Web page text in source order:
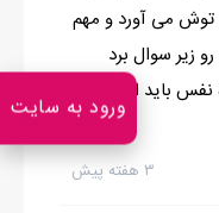
بودم
ام خفه شدن، ولی خب
اتفاقی می افتاد؛ منم
پاره ست غلط می کنی
توش می آورد و مهم
زیر سوال برد
باید اونو
۳ هفته پیش
ورود به سایت